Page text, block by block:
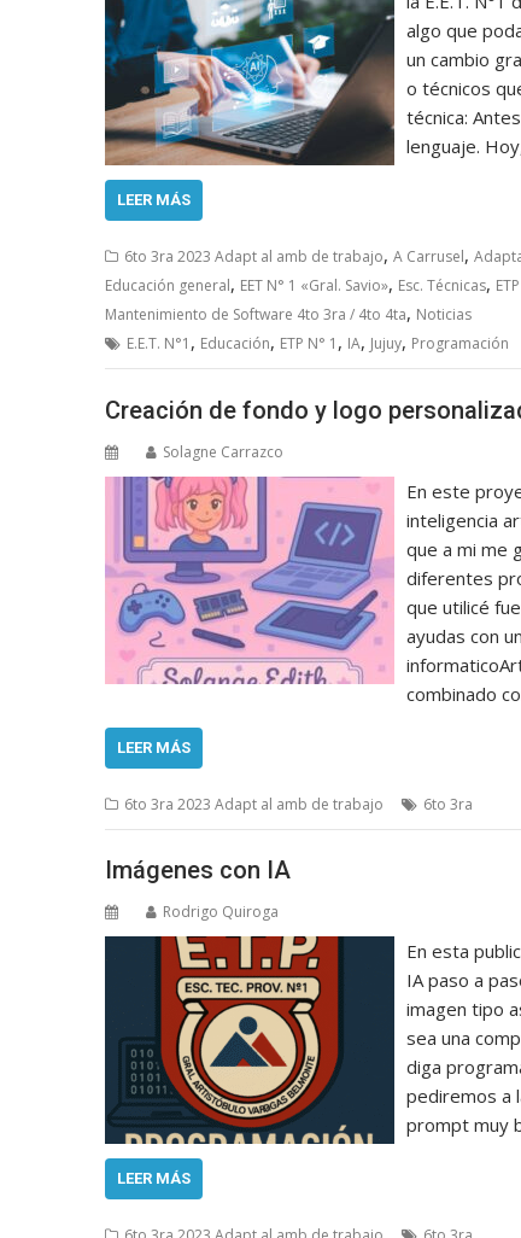
algo que
un cambio
o técnicos
técnica:
lenguaje.
LEER MÁS
6to 3ra 2023 Adapt al amb de trabajo, A Carrusel,
Educación general, EET N° 1 «Gral. Savio», Esc. Técnicas,
Mantenimiento de Software 4to 3ra / 4to 4ta, Noticias
E.E.T. N°1 , Educación, ETP N° 1 , IA, Jujuy, Programación
Creación de fondo y logo
Solagne Carrazco
En este
inteligencia
que a mi me
diferentes
que utilicé
ayudas con
combinado
LEER MÁS
6to 3ra 2023 Adapt al amb de trabajo 6to 3ra
Imágenes con IA
Rodrigo Quiroga
En esta
IA paso a
imagen tipo
sea una
diga
pediremos a
prompt muy
LEER MÁS